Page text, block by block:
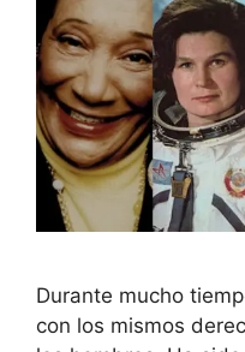
Durante mucho
con los mismos